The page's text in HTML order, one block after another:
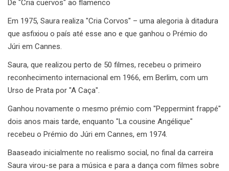
De "Cria cuervos" ao flamenco
Em 1975, Saura realiza "Cria Corvos" – uma alegoria à ditadura
que asfixiou o país até esse ano e que ganhou o Prémio do
Júri em Cannes.
Saura, que realizou perto de 50 filmes, recebeu o primeiro
reconhecimento internacional em 1966, em Berlim, com um
Urso de Prata por "A Caça".
Ganhou novamente o mesmo prémio com "Peppermint frappé"
dois anos mais tarde, enquanto "La cousine Angélique"
recebeu o Prémio do Júri em Cannes, em 1974.
Baaseado inicialmente no realismo social, no final da carreira
Saura virou-se para a música e para a dança com filmes sobre